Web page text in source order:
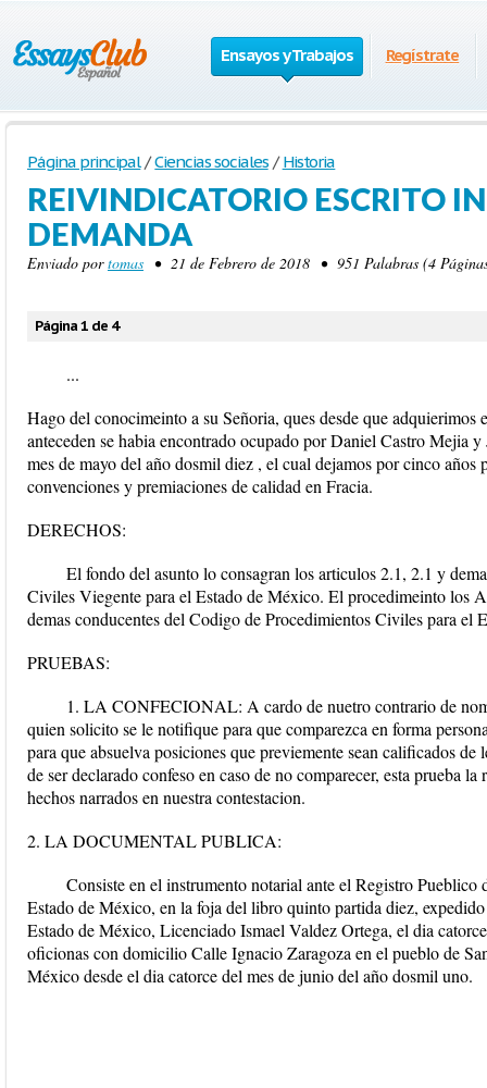
Ensayos y Trabajos Regístrate
Página principal / Ciencias sociales / Historia
REIVINDICATORIO ESCRITO
DEMANDA
Enviado portomas • 21 de Febrero de 2018 • 951 Palabras (4
Página 1 de 4
...
Hago del conocimeinto a su Señoria, ques desde que
anteceden se habia encontrado ocupado por Daniel Castro Mejia
mes de mayo del año dosmil diez , el cual dejamos por cinco años
convenciones y premiaciones de calidad en Fracia.
DERECHOS:
El fondo del asunto lo consagran los articulos 2.1, 2.1 y
Civiles Viegente para el Estado de México. El procedimeinto los
demas conducentes del Codigo de Procedimientos Civiles para el
PRUEBAS:
1. LA CONFECIONAL: A cardo de nuetro contrario de
quien solicito se le notifique para que comparezca en forma
para que absuelva posiciones que previemente sean calificados
de ser declarado confeso en caso de no comparecer, esta prueba
hechos narrados en nuestra contestacion.
2. LA DOCUMENTAL PUBLICA:
Consiste en el instrumento notarial ante el Registro
Estado de México, en la foja del libro quinto partida diez,
Estado de México, Licenciado Ismael Valdez Ortega, el dia
oficionas con domicilio Calle Ignacio Zaragoza en el pueblo de
México desde el dia catorce del mes de junio del año dosmil uno.